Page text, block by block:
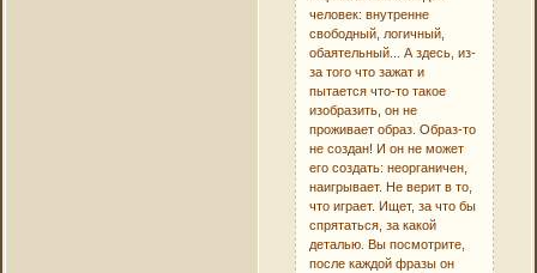
человек: внутренне
свободный, логичный,
обаятельный... А здесь, из-
за того что зажат и
пытается что-то такое
изобразить, он не
проживает образ. Образ-то
не создан! И он не может
его создать: неорганичен,
наигрывает. Не верит в то,
что играет. Ищет, за что бы
спрятаться, за какой
деталью. Вы посмотрите,
после каждой фразы он